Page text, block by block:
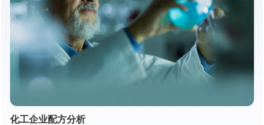
化工企业配方分析